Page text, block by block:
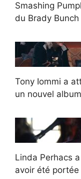
Smashing
du Brady
Tony Iommi a
un nouvel
Linda Perhacs
avoir été